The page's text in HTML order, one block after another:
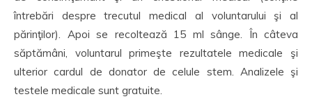
întrebări despre trecutul medical al voluntarului şi al
părinţilor). Apoi se recoltează 15 ml sânge. În câteva
săptămâni, voluntarul primeşte rezultatele medicale şi
ulterior cardul de donator de celule stem. Analizele şi
testele medicale sunt gratuite.